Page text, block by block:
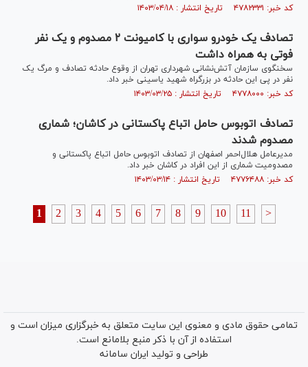
کد خبر: ۴۷۸۲۳۳۱ تاریخ انتشار : ۱۴۰۳/۰۴/۱۸
تصادف یک خودرو سواری با کامیونت ۲ مصدوم و یک نفر
فوتی به همراه داشت
سخنگوی سازمان آتش‌نشانی شهرداری تهران از وقوع حادثه تصادف و مرگ یک
نفر در پی این حادثه در بزرگراه شهید یاسینی خبر داد.
کد خبر: ۴۷۷۸۰۰۰ تاریخ انتشار : ۱۴۰۳/۰۳/۲۵
تصادف اتوبوس حامل اتباع پاکستانی در کاشان؛ شماری
مصدوم شدند
مدیرعامل هلال‌احمر اصفهان از تصادف اتوبوس حامل اتباع پاکستانی و
مصدومیت شماری از این افراد در کاشان خبر داد.
کد خبر: ۴۷۷۶۴۸۸ تاریخ انتشار : ۱۴۰۳/۰۳/۱۴
1 2 3 4 5 6 7 8 9 10 11 >
تمامی حقوق مادی و معنوی این سایت متعلق به خبرگزاری میزان است و
استفاده از آن با ذکر منبع بلامانع است.
طراحی و تولید ایران سامانه